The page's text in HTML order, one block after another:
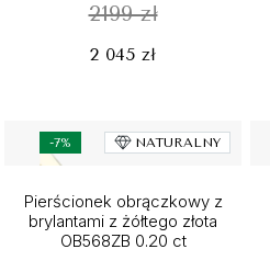
2199 zł
2 045 zł
-7% NATURALNY
Pierścionek obrączkowy z
brylantami z żółtego złota
OB568ZB 0.20 ct